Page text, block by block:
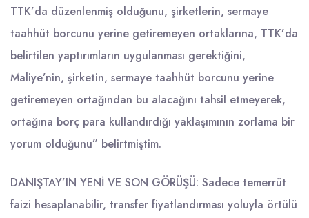
TTK’da düzenlenmiş olduğunu, şirketlerin, sermaye
taahhüt borcunu yerine getiremeyen ortaklarına, TTK’da
belirtilen yaptırımların uygulanması gerektiğini,
Maliye’nin, şirketin, sermaye taahhüt borcunu yerine
getiremeyen ortağından bu alacağını tahsil etmeyerek,
ortağına borç para kullandırdığı yaklaşımının zorlama bir
yorum olduğunu” belirtmiştim.
DANIŞTAY’IN YENİ VE SON GÖRÜŞÜ: Sadece temerrüt
faizi hesaplanabilir, transfer fiyatlandırması yoluyla örtülü